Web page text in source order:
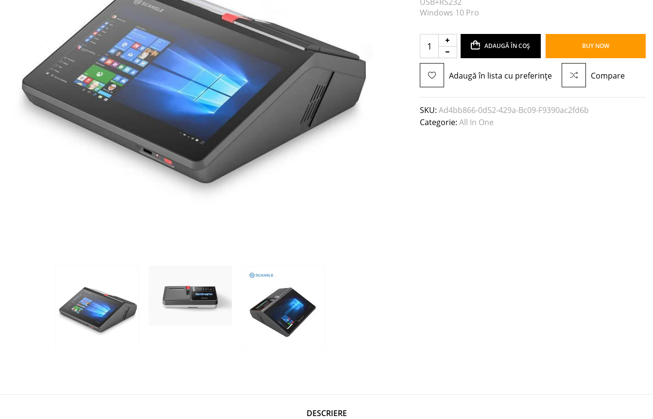
Windows 10 Pro
ADAUGĂ ÎN COȘ BUY NOW
Adaugă în lista cu preferințe Compare
SKU: Ad4bb866-0d52-429a-Bc09-F9390ac2fd6b
Categorie: All In One
DESCRIERE